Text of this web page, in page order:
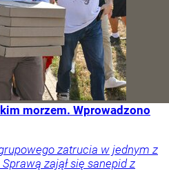
morzem. Wprowadzono
zatrucia w jednym z
zajął się sanepid z